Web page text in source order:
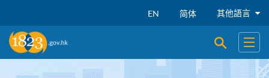
EN 简体 其他語言
開啟搜尋
開啟